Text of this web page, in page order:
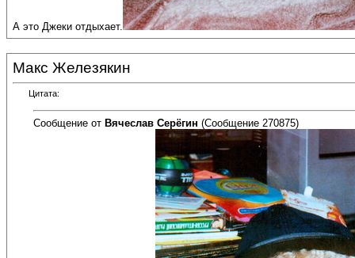
А это Джеки отдыхает.
Макс Железякин
Цитата:
Сообщение от Вячеслав Серёгин (Сообщение 270875)